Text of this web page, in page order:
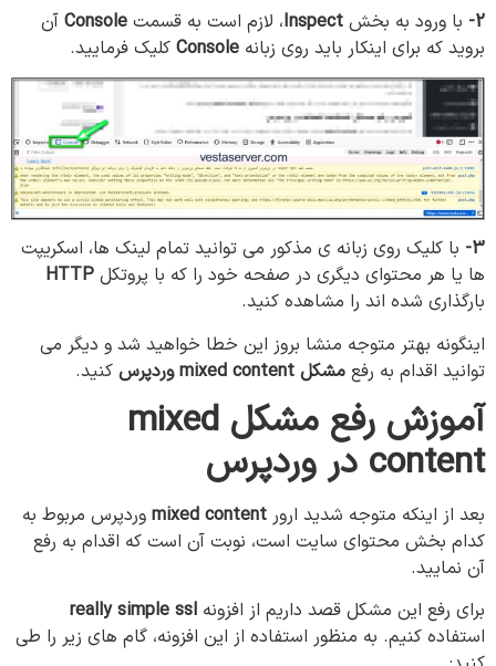
2- با ورود به بخش ، لازم است به قسمت Console آن
بروید که برای اینکار باید روی زبانه Console کلیک فرمایید.
3- با کلیک روی زبانه ی مذکور می توانید تمام لینک ها، اسکریپت
ها یا هر محتوای دیگری در صفحه خود را که با پروتکل HTTP
بارگذاری شده اند را مشاهده کنید.
اینگونه بهتر متوجه منشا بروز این خطا خواهید شد و دیگر می
توانيد اقدام به رفع مشکل وردپرس کنید.
آموزش رفع مشکل mixed
content در وردپرس
بعد از اینکه متوجه شدید ارور
وردپرس مربوط به
کدام بخش محتوای سایت است، نوبت آن است که اقدام به رفع
آن نمایید.
برای رفع این مشکل قصد داریم از افزونه really simple ssl
استفاده کنیم. به منظور استفاده از این افزونه، گام های زیر را طی